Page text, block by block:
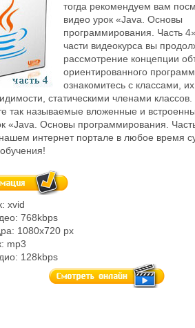
тогда рекомендуем вам
видео урок «Java. Основы
программирования. Часть
части видеокурса вы
рассмотрение концепции
ориентированного
ознакомитесь с классами,
статическими членами
так называемые вложенные и
«Java. Основы программирования.
интернет портале в любое время
xvid
768kbps
1080x720 px
mp3
128kbps